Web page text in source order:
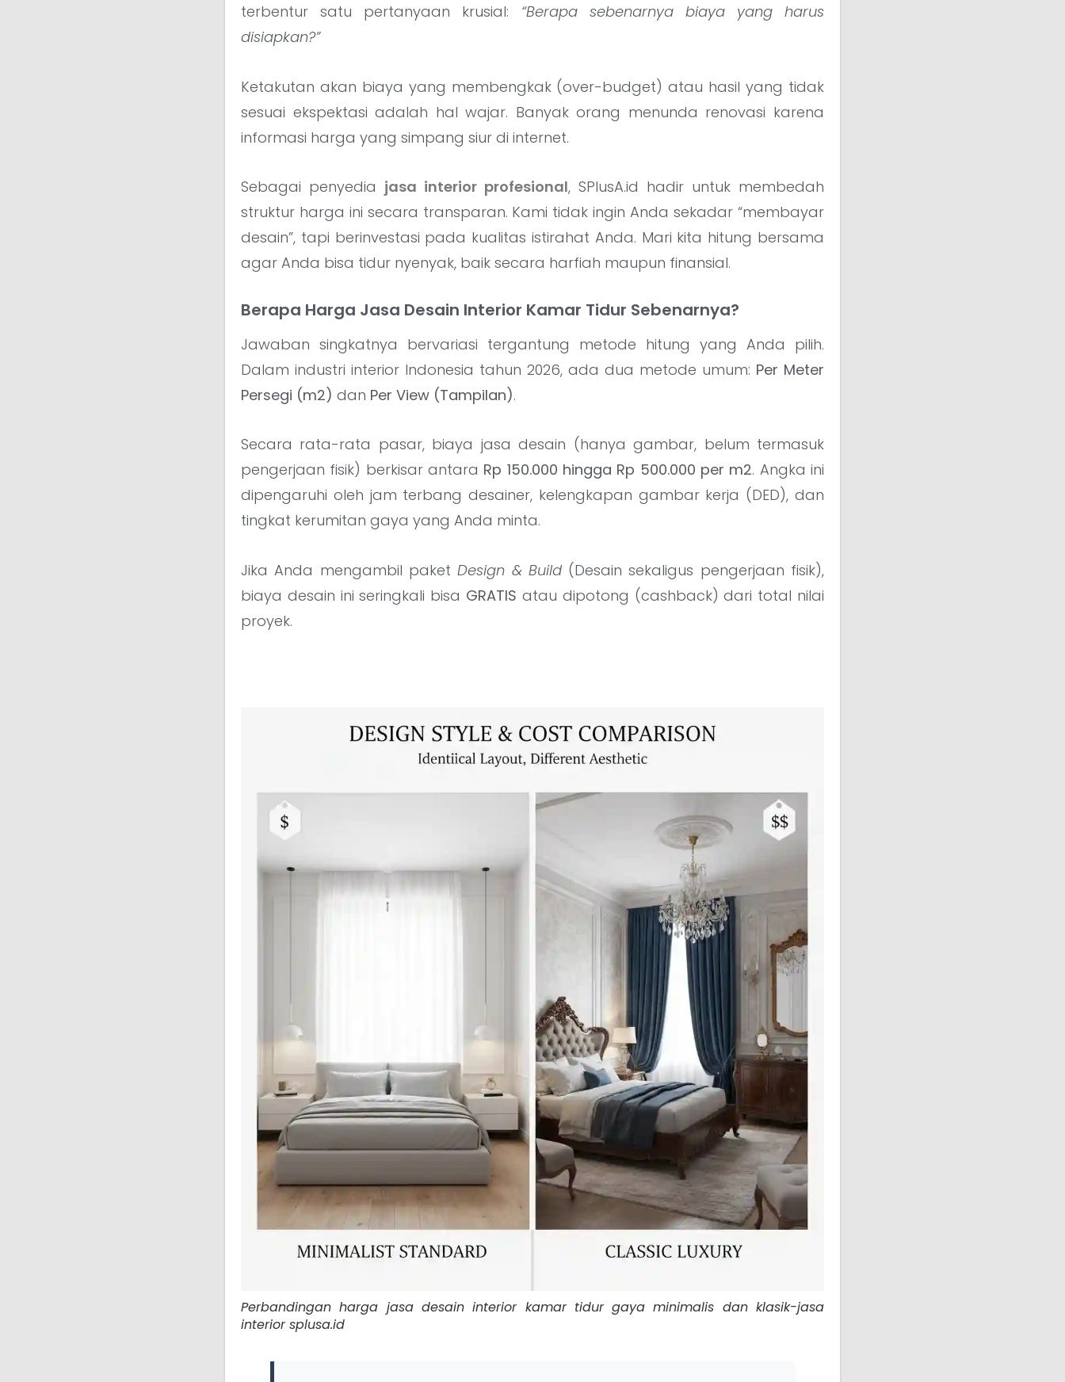
terbentur satu pertanyaan krusial: “Berapa sebenarnya biaya yang harus
disiapkan?”
Ketakutan akan biaya yang membengkak (over-budget) atau hasil yang tidak
sesuai ekspektasi adalah hal wajar. Banyak orang menunda renovasi karena
informasi harga yang simpang siur di internet.
Sebagai penyedia jasa interior profesional, SPlusA.id hadir untuk membedah
struktur harga ini secara transparan. Kami tidak ingin Anda sekadar “membayar
desain”, tapi berinvestasi pada kualitas istirahat Anda. Mari kita hitung bersama
agar Anda bisa tidur nyenyak, baik secara harfiah maupun finansial.
Berapa Harga Jasa Desain Interior Kamar Tidur Sebenarnya?
Jawaban singkatnya bervariasi tergantung metode hitung yang Anda pilih.
Dalam industri interior Indonesia tahun 2026, ada dua metode umum: Per Meter
Persegi (m2) dan Per View (Tampilan).
Secara rata-rata pasar, biaya jasa desain (hanya gambar, belum termasuk
pengerjaan fisik) berkisar antara Rp 150.000 hingga Rp 500.000 per m2. Angka ini
dipengaruhi oleh jam terbang desainer, kelengkapan gambar kerja (DED), dan
tingkat kerumitan gaya yang Anda minta.
Jika Anda mengambil paketDesign & Build(Desain sekaligus pengerjaan fisik),
biaya desain ini seringkali bisa GRATIS atau dipotong (cashback) dari total nilai
proyek.
Perbandingan harga jasa desain interior kamar tidur gaya minimalis dan klasik-jasa
interior splusa.id